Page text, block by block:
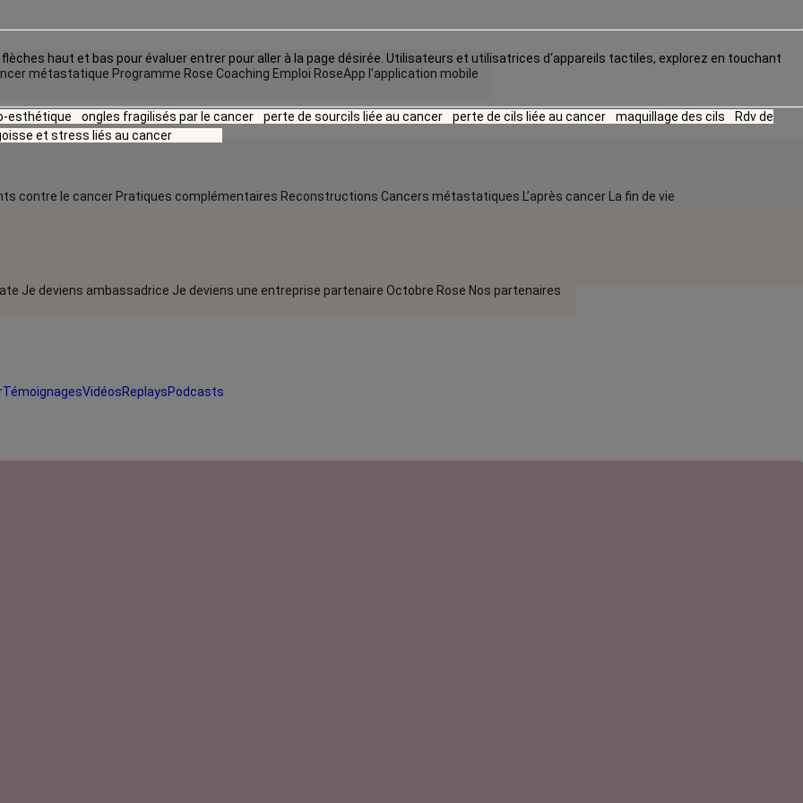
métastatique Programme Rose Coaching Emploi RoseApp l’application mobile
contre le cancer Pratiques complémentaires Reconstructions Cancers métastatiques L’après cancer La fin de vie
Je deviens ambassadrice Je deviens une entreprise partenaire Octobre Rose Nos partenaires
haut et bas pour évaluer entrer pour aller à la page désirée. Utilisateurs et utilisatrices d‘appareils tactiles, explorez en touchant
esthétique ongles fragilisés par le cancer perte de sourcils liée au cancer perte de cils liée au cancer maquillage des cils
Rdv de
et stress liés au cancer
TémoignagesVidéosReplaysPodcasts